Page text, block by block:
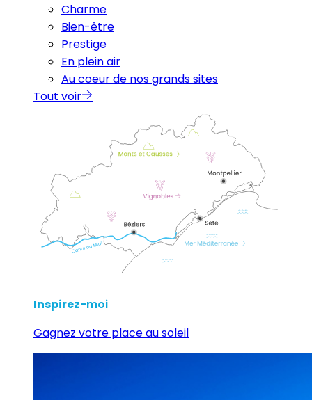
Charme
Bien-être
Prestige
En plein air
Au coeur de nos grands sites
Tout voir
Inspirez-moi
Gagnez votre place au soleil